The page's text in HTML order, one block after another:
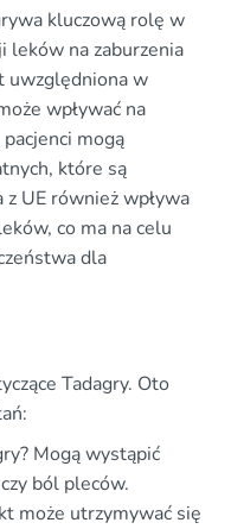
kluczową rolę w
leków na zaburzenia
uwzględniona w
wpływać na
mogą
które są
UE również wpływa
co ma na celu
dla
Tadagry. Oto
Mogą wystąpić
ból pleców.
może utrzymywać się